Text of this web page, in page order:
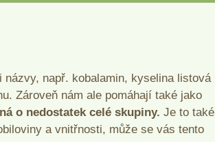
např. kobalamin, kyselina listová
Zároveň nám ale pomáhají také jako
o nedostatek celé skupiny. Je to také
a vnitřnosti, může se vás tento